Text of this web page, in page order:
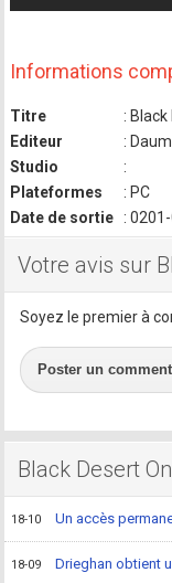
Informations
Titre
:
Editeur
:
Studio
:
Plateformes
: PC
Date de sortie
:
Votre avis sur
Soyez le premier à
Poster un
Black Desert
18-10 Un accès
18-09 Drieghan obtient